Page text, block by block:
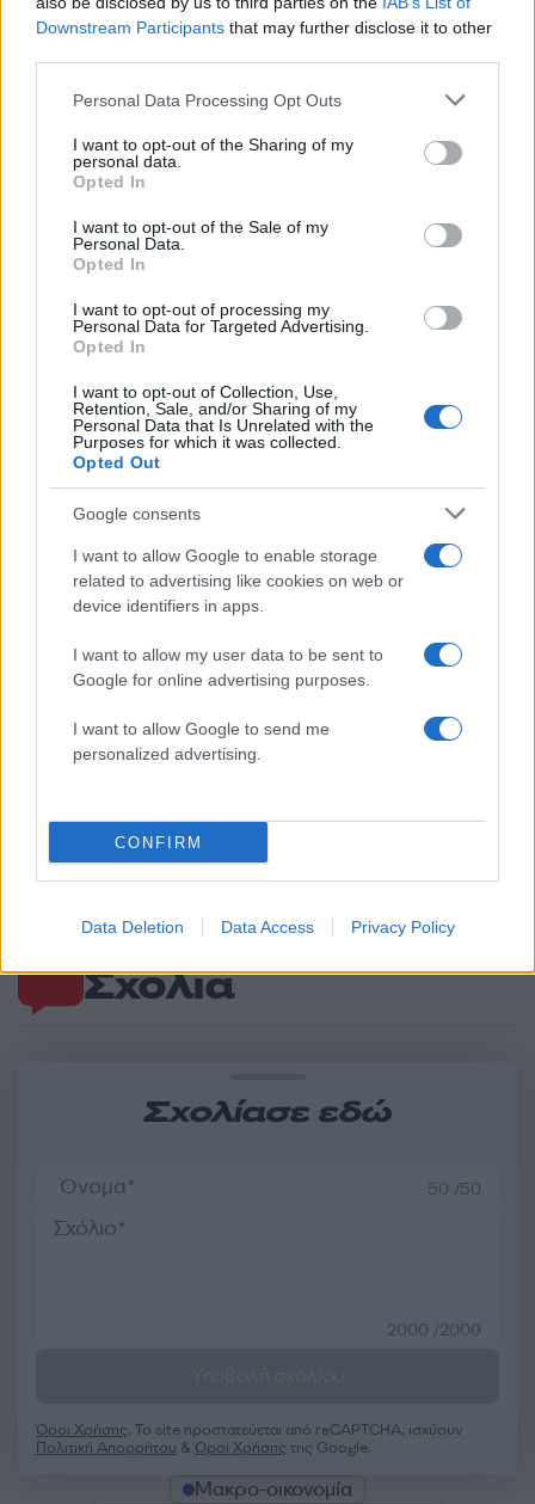
Downstream Participants that may further disclose it to other
Please note that this website/app uses one or more Google
not limited to your visit or usage behaviour. You may click to
grant or deny consent to Google and its third-party tags to
use your data for below specified purposes in below Google
consent section.
Personal Data Processing Opt Outs
I want to opt-out of the Sharing of my
personal data.
Opted In
I want to opt-out of the Sale of my
Personal Data.
Opted In
I want to opt-out of processing my
Personal Data for Targeted Advertising.
Opted In
I want to opt-out of Collection, Use,
Retention, Sale, and/or Sharing of my
Personal Data that Is Unrelated with the
Purposes for which it was collected.
Opted Out
Google consents
I want to allow Google to enable storage
related to advertising like cookies on web or
device identifiers in apps.
I want to allow my user data to be sent to
Google for online advertising purposes.
I want to allow Google to send me
personalized advertising.
CONFIRM
Data Deletion Data Access Privacy Policy
Από την αρχή εφαρμογής του μηχανισμού, 560
οφειλέτες έχουν πετύχει αναστολή μέτρων
αναγκαστικής εκτέλεσης, με προστασία της
περιουσίας και της κύριας κατοικίας τους.
ΔΙΑΦΗΜΙΣΗ
Σχόλια
Σχολίασε εδώ
50 /50
2000 /2000
Όροι Χρήσης. Το site προστατεύεται από reCAPTCHA, ισχύουν
Πολιτική Απορρήτου &Όροι Χρήσης της Google.
Μακρο-οικονομία
Αν τα χάσατε
Τραγωδία στην Πάρο: